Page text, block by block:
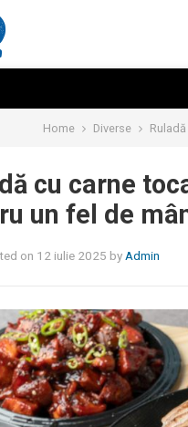
Home Diverse
cu carne
un fel de
on 12 iulie 2025 by Admin